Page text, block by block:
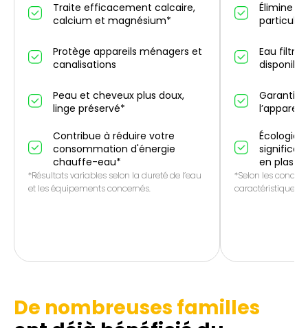
Traite efficacement calcaire,
calcium et magnésium*
Protège appareils ménagers et
canalisations
Peau et cheveux plus doux,
linge préservé*
Contribue à réduire votre
consommation d'énergie
chauffe-eau*
*Résultats variables selon la dureté de l’eau
et les équipements concernés.
Élimine
Eau
Garantie
l’appareil
en
*Selon les
caractéristiques
De nombreuses familles